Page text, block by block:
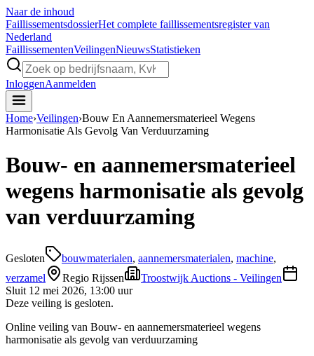
Naar de inhoud
FaillissementsdossierHet complete faillissementsregister van
Nederland
FaillissementenVeilingenNieuwsStatistieken
InloggenAanmelden
Home›Veilingen›Bouw En Aannemersmaterieel Wegens
Harmonisatie Als Gevolg Van Verduurzaming
Bouw- en aannemersmaterieel
wegens harmonisatie als gevolg
van verduurzaming
Gesloten bouwmaterialen, aannemersmaterialen, machine,
verzamel
Regio Rijssen
Troostwijk Auctions - Veilingen
Sluit 12 mei 2026, 13:00 uur
Deze veiling is gesloten.
Online veiling van Bouw- en aannemersmaterieel wegens
harmonisatie als gevolg van verduurzaming